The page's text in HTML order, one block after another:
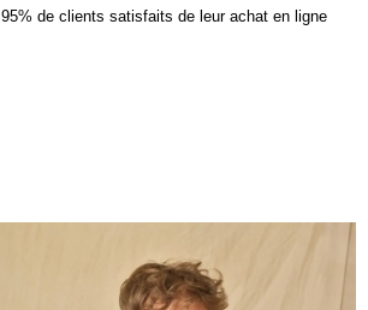
95% de clients satisfaits de leur achat en ligne